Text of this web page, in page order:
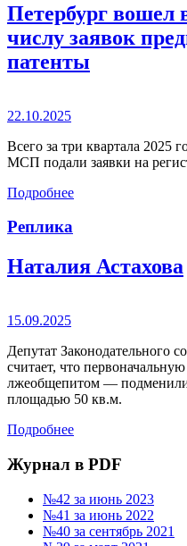
Петербург вошел
числу заявок
патенты
22.10.2025
Всего за три квартала 2025
МСП подали заявки на
Подробнее
Реплика
Наталия Астахова
15.09.2025
Депутат Законодательного
считает, что
лжеобщепитом —
площадью 50 кв.м.
Подробнее
Журнал в PDF
№42 за июнь 2023
№41 за июнь 2022
№40 за сентябрь 2021